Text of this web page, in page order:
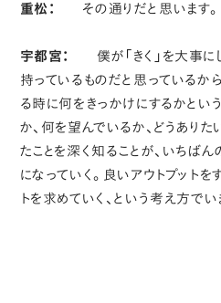
重松： その通りだと思います
宇都宮：
僕が「きく」を大事
持っているものだと思っているか
る時に何をきっかけにするかとい
か、何を望んでいるか、どうあり
たことを深く知ることが、いちば
になっていく。良いアウトプットを
トを求めていく、という考え方でい